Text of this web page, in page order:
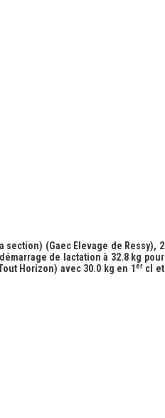
section) (Gaec Elevage de Ressy), 2
de lactation à 32.8 kg pour
Horizon) avec 30.0 kg en 1 ercl et